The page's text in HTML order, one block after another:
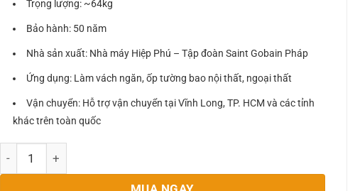
Trọng lượng: ~64kg
Bảo hành: 50 năm
Nhà sản xuất: Nhà máy Hiệp Phú – Tập đoàn Saint Gobain Pháp
Ứng dụng: Làm vách ngăn, ốp tường bao nội thất, ngoại thất
Vận chuyển: Hỗ trợ vận chuyển tại Vĩnh Long, TP. HCM và các tỉnh
khác trên toàn quốc